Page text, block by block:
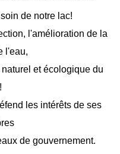
de notre lac!
l'amélioration de la
l'eau,
et écologique du
les intérêts de ses
de gouvernement.